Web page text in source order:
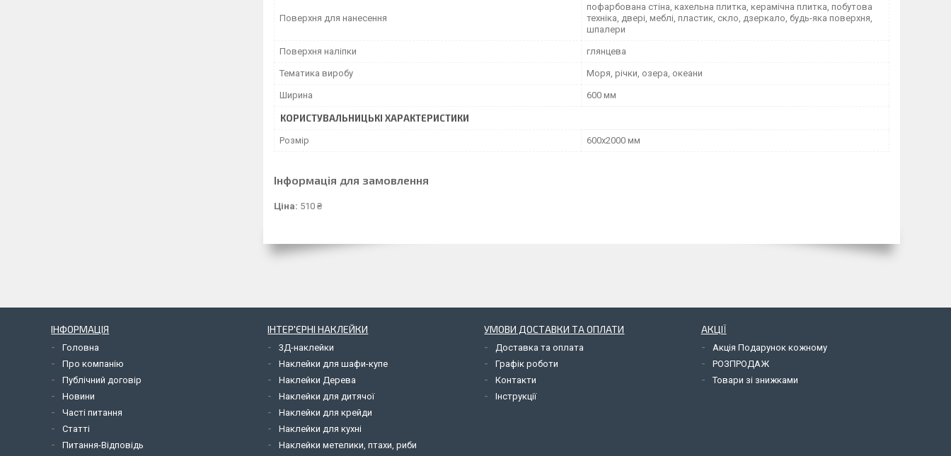
Поверхня для нанесення
пофарбована стіна, кахельна плитка, керамічна плитка, побутова
техніка, двері, меблі, пластик, скло, дзеркало, будь-яка поверхня,
шпалери
Поверхня наліпки глянцева
Тематика виробу Моря, річки, озера, океани
Ширина 600 мм
КОРИСТУВАЛЬНИЦЬКІ ХАРАКТЕРИСТИКИ
Розмір 600х2000 мм
Інформація для замовлення
Ціна: 510 ₴
ІНФОРМАЦІЯ
Головна
Про компанію
Публічний договір
Новини
Часті питання
Статті
Питання-Відповідь
ІНТЕР'ЄРНІ НАКЛЕЙКИ
3Д-наклейки
Наклейки для шафи-купе
Наклейки Дерева
Наклейки для дитячої
Наклейки для крейди
Наклейки для кухні
Наклейки метелики, птахи, риби
УМОВИ ДОСТАВКИ ТА ОПЛАТИ
Доставка та оплата
Графік роботи
Контакти
Інструкції
АКЦІЇ
Акція Подарунок кожному
РОЗПРОДАЖ
Товари зі знижками